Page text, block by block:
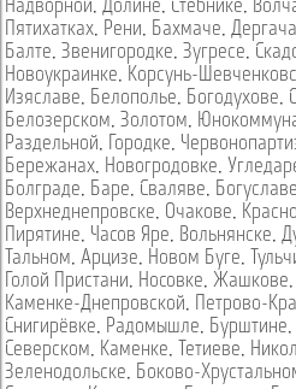
Надворной, Долине, Стебнике,
Пятихатках, Рени, Бахмаче,
Балте, Звенигородке, Зугресе,
Новоукраинке, Корсунь-
Изяславе, Белополье, Богодухове,
Белозерском, Золотом,
Раздельной, Городке,
Бережанах, Новогродовке,
Болграде, Баре, Сваляве, Богуславе
Верхнеднепровске, Очакове,
Пирятине, Часов Яре, Вольнянске,
Тальном, Арцизе, Новом Буге,
Голой Пристани, Носовке, Жашкове,
Каменке-Днепровской, Петрово-
Снигирёвке, Радомышле, Бурштине,
Северском, Каменке, Тетиеве,
Зеленодольске, Боково-